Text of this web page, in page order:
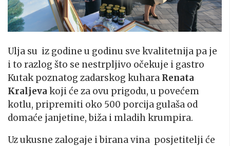
Ulja su iz godine u godinu sve kvalitetnija pa je
i to razlog što se nestrpljivo očekuje i gastro
Kutak poznatog zadarskog kuhara Renata
Kraljeva koji će za ovu prigodu, u povećem
kotlu, pripremiti oko 500 porcija gulaša od
domaće janjetine, biža i mladih krumpira.
Uz ukusne zalogaje i birana vina posjetitelji će